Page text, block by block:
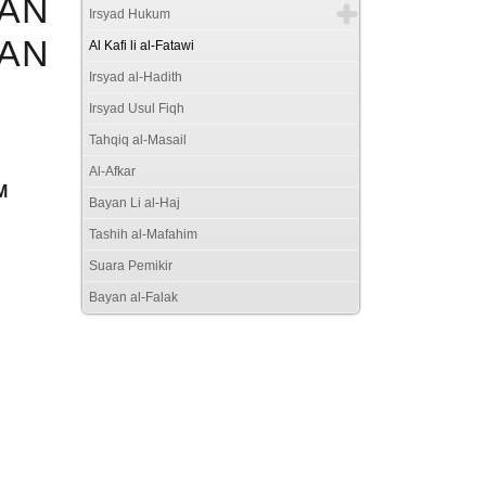
Irsyad Hukum
Al Kafi li al-Fatawi
Irsyad al-Hadith
Irsyad Usul Fiqh
Tahqiq al-Masail
Al-Afkar
Bayan Li al-Haj
Tashih al-Mafahim
Suara Pemikir
Bayan al-Falak